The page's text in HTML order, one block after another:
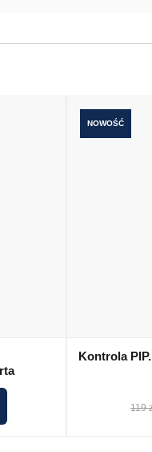
NOWOŚĆ
Kontrola
119